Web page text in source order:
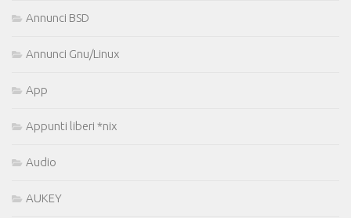
Annunci BSD
Annunci Gnu/Linux
App
Appunti liberi *nix
Audio
AUKEY